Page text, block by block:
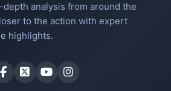
analysis from around the
to the action with expert
highlights.